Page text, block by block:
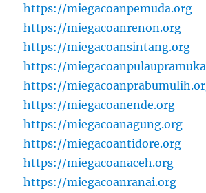
https://miegacoanpemuda.org
https://miegacoanrenon.org
https://miegacoansintang.org
https://
https://
https://miegacoanende.org
https://miegacoanagung.org
https://miegacoantidore.org
https://miegacoanaceh.org
https://miegacoanranai.org